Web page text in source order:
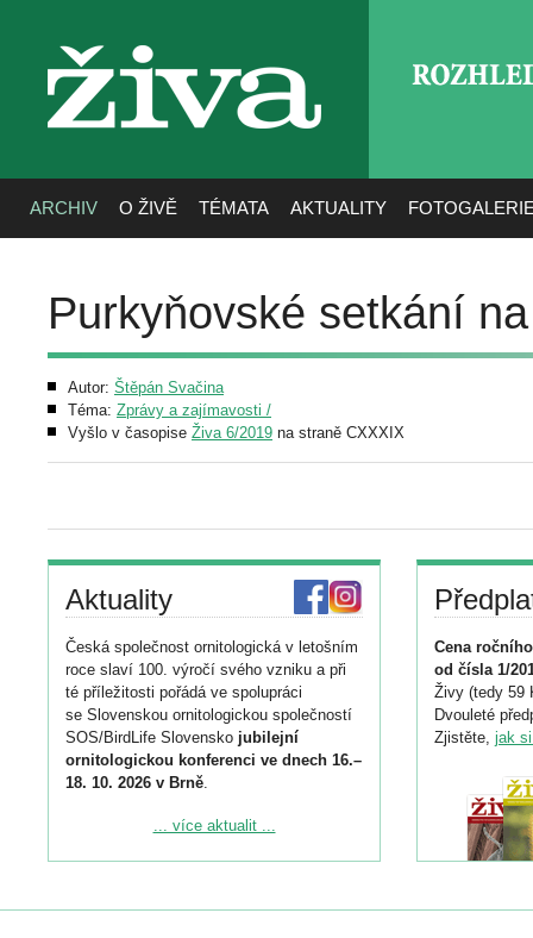
živa
ARCHIV O ŽIVĚ TÉMATA AKTUALITY
Purkyňovské setkání
Autor: Štěpán Svačina
Téma: Zprávy a zajímavosti /
Vyšlo v časopise Živa 6/2019 na straně CXXXIX
Aktuality
Česká společnost ornitologická v letošním
roce slaví 100. výročí svého vzniku a při
té příležitosti pořádá ve spolupráci
se Slovenskou ornitologickou společností
SOS/BirdLife Slovensko jubilejní
ornitologickou konferenci ve dnech 16.–
18. 10. 2026 v Brně.
Podrobnější informace ke konferenci
Registrovat se můžete do 6. září.
... více aktualit ...
Cena
od čísla 1/
Živy (tedy 59
Dvouleté
Zjistěte, jak